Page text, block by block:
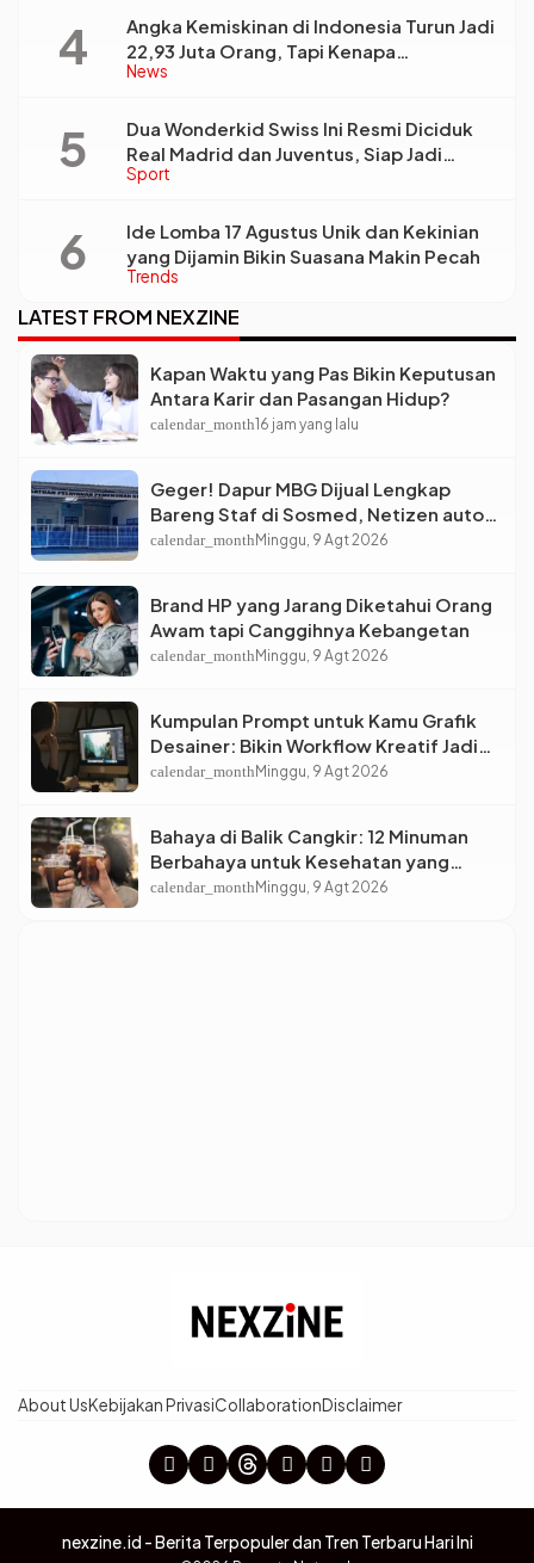
News
Angka Kemiskinan di Indonesia Turun Jadi
22,93 Juta Orang, Tapi Kenapa
Ketimpangan Desa dan Kota Malah Makin
Sport
Dua Wonderkid Swiss Ini Resmi Diciduk
Real Madrid dan Juventus, Siap Jadi
Bintang Baru Eropa
Trends
Ide Lomba 17 Agustus Unik dan Kekinian
yang Dijamin Bikin Suasana Makin Pecah
LATEST FROM NEXZINE
Kapan Waktu yang Pas Bikin Keputusan
Antara Karir dan Pasangan Hidup?
calendar_month16 jam yang lalu
Geger! Dapur MBG Dijual Lengkap
Bareng Staf di Sosmed, Netizen auto
Syok
calendar_monthMinggu, 9 Agt 2026
Brand HP yang Jarang Diketahui Orang
Awam tapi Canggihnya Kebangetan
calendar_monthMinggu, 9 Agt 2026
Kumpulan Prompt untuk Kamu Grafik
Desainer: Bikin Workflow Kreatif Jadi
Super Cepat!
calendar_monthMinggu, 9 Agt 2026
Bahaya di Balik Cangkir: 12 Minuman
Berbahaya untuk Kesehatan yang
Wajib Dihindari Saat Nongkrong
calendar_monthMinggu, 9 Agt 2026
About UsKebijakan PrivasiCollaborationDisclaimer
nexzine.id - Berita Terpopuler dan Tren Terbaru Hari Ini